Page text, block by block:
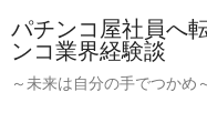
パチンコ屋社員へ
ンコ業界経験談
～未来は自分の手でつかめ